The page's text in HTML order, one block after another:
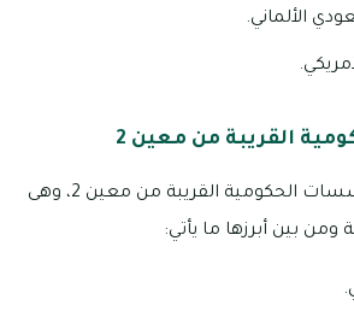
الألماني.
القريبة من معين 2
توجد الكثير من المؤسسات الحكومية القريبة من معين 2، وهى